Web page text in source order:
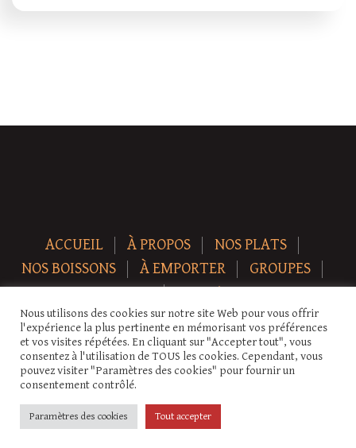
ACCUEIL À PROPOS
NOS PLATS
NOS BOISSONS
À EMPORTER
GROUPES
NEWS
CONTACT
Copyright © 2026 Auberge-ecurie. Tous droits réservés.
Nous utilisons des cookies sur notre site Web pour vous offrir
l'expérience la plus pertinente en mémorisant vos préférences
et vos visites répétées. En cliquant sur "Accepter tout", vous
consentez à l'utilisation de TOUS les cookies. Cependant, vous
pouvez visiter "Paramètres des cookies" pour fournir un
consentement contrôlé.
Paramètres des cookies Tout accepter